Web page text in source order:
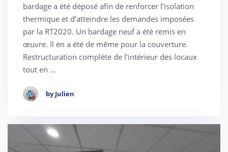
bardage a été déposé afin de renforcer l’isolation
thermique et d’atteindre les demandes imposées
par la RT2020. Un bardage neuf a été remis en
œuvre. Il en a été de même pour la couverture.
Restructuration complète de l’intérieur des locaux
tout en …
by Julien